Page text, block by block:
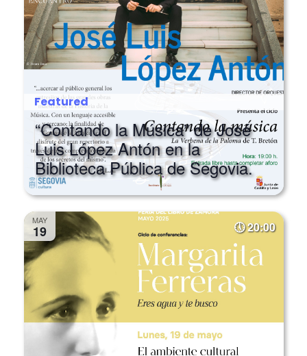
Featured
“Contando la Música” de José
Luis López Antón en la
Biblioteca Pública de Segovia.
MAY
19 20:00